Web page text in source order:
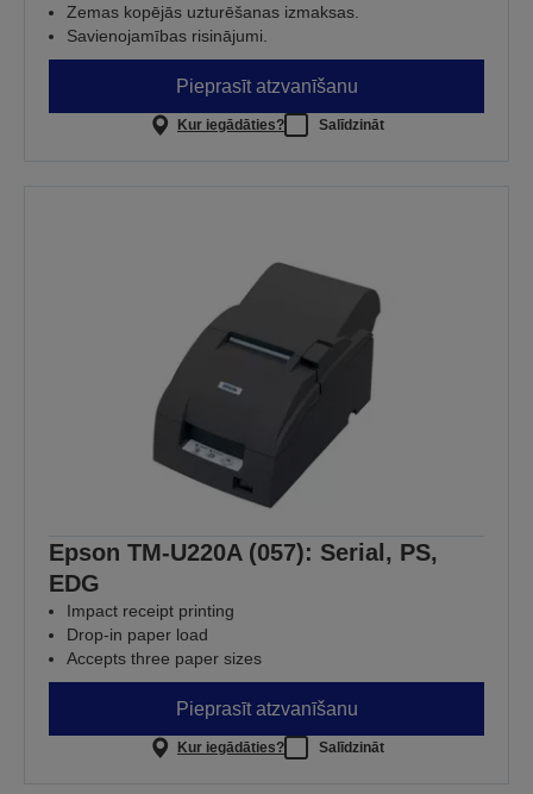
Zemas kopējās uzturēšanas izmaksas.
Savienojamības risinājumi.
Pieprasīt atzvanīšanu
Kur iegādāties? Salīdzināt
Epson TM-U220A (057): Serial, PS,
EDG
Impact receipt printing
Drop-in paper load
Accepts three paper sizes
Pieprasīt atzvanīšanu
Kur iegādāties? Salīdzināt